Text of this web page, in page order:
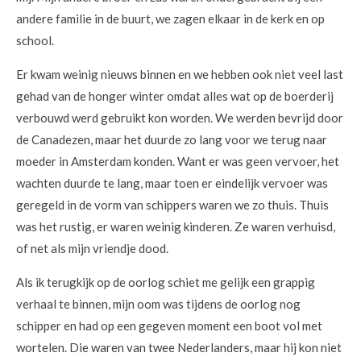
andere familie in de buurt, we zagen elkaar in de kerk en op
school.
Er kwam weinig nieuws binnen en we hebben ook niet veel last
gehad van de honger winter omdat alles wat op de boerderij
verbouwd werd gebruikt kon worden. We werden bevrijd door
de Canadezen, maar het duurde zo lang voor we terug naar
moeder in Amsterdam konden. Want er was geen vervoer, het
wachten duurde te lang, maar toen er eindelijk vervoer was
geregeld in de vorm van schippers waren we zo thuis. Thuis
was het rustig, er waren weinig kinderen. Ze waren verhuisd,
of net als mijn vriendje dood.
Als ik terugkijk op de oorlog schiet me gelijk een grappig
verhaal te binnen, mijn oom was tijdens de oorlog nog
schipper en had op een gegeven moment een boot vol met
wortelen. Die waren van twee Nederlanders, maar hij kon niet